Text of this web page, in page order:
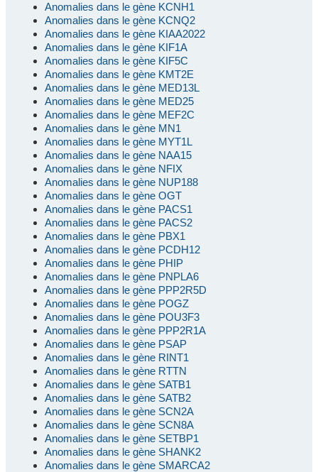
Anomalies dans le gène KCNH1
Anomalies dans le gène KCNQ2
Anomalies dans le gène KIAA2022
Anomalies dans le gène KIF1A
Anomalies dans le gène KIF5C
Anomalies dans le gène KMT2E
Anomalies dans le gène MED13L
Anomalies dans le gène MED25
Anomalies dans le gène MEF2C
Anomalies dans le gène MN1
Anomalies dans le gène MYT1L
Anomalies dans le gène NAA15
Anomalies dans le gène NFIX
Anomalies dans le gène NUP188
Anomalies dans le gène OGT
Anomalies dans le gène PACS1
Anomalies dans le gène PACS2
Anomalies dans le gène PBX1
Anomalies dans le gène PCDH12
Anomalies dans le gène PHIP
Anomalies dans le gène PNPLA6
Anomalies dans le gène PPP2R5D
Anomalies dans le gène POGZ
Anomalies dans le gène POU3F3
Anomalies dans le gène PPP2R1A
Anomalies dans le gène PSAP
Anomalies dans le gène RINT1
Anomalies dans le gène RTTN
Anomalies dans le gène SATB1
Anomalies dans le gène SATB2
Anomalies dans le gène SCN2A
Anomalies dans le gène SCN8A
Anomalies dans le gène SETBP1
Anomalies dans le gène SHANK2
Anomalies dans le gène SMARCA2